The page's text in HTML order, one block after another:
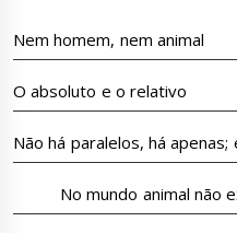
Nem homem, nem animal
O absoluto e o relativo
Não há paralelos, há apenas;
No mundo animal não